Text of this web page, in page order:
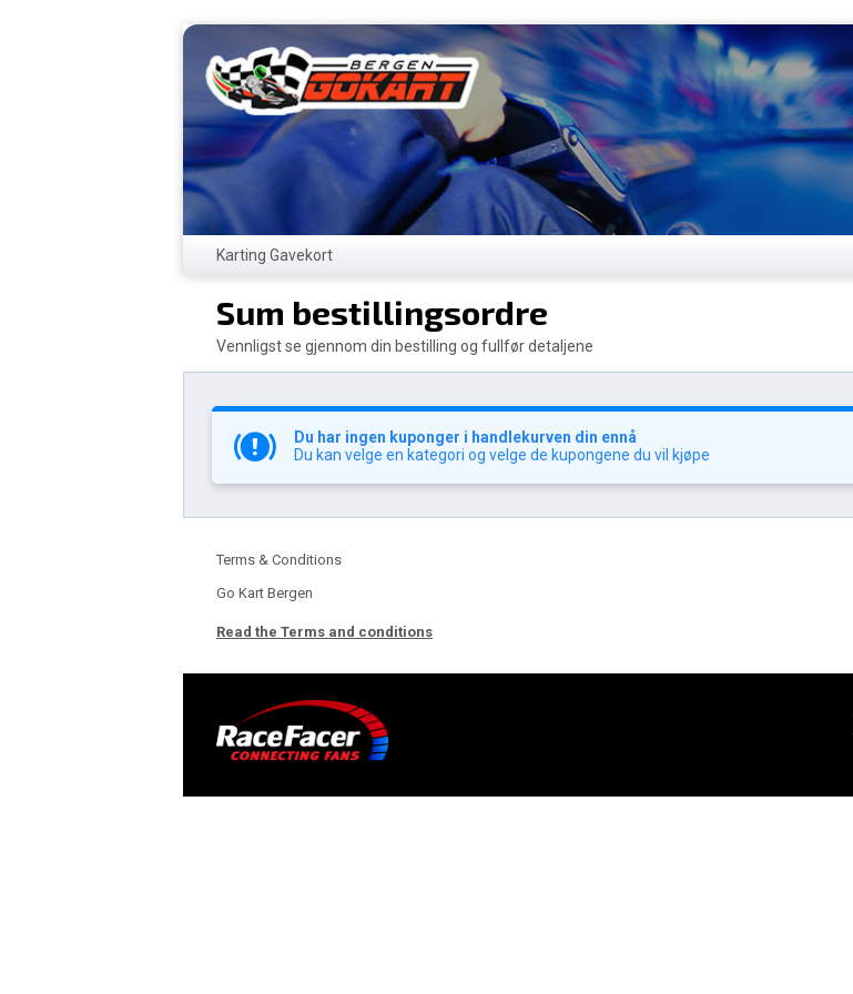
Karting Gavekort
Sum bestillingsordre
Vennligst se gjennom din bestilling og fullfør detaljene
Du har ingen kuponger i handlekurven din ennå
Du kan velge en kategori og velge de kupongene du vil kjøpe
Terms & Conditions
Go Kart Bergen
Read the Terms and conditions